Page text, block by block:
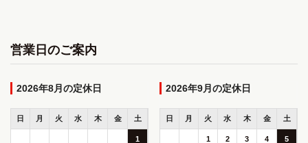
営業日のご案内
2026年8月
日 月 火 水 木 金 土
1
2026年9月
日 月 火 水 木 金 土
1 2 3 4 5